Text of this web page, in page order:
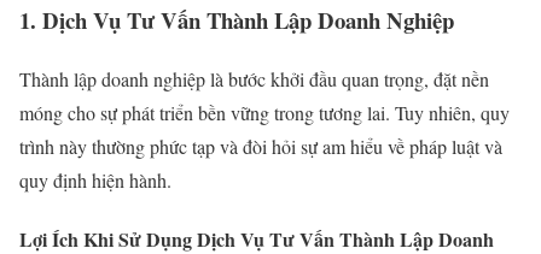
1. Dịch Vụ Tư Vấn Thành Lập Doanh Nghiệp
Thành lập doanh nghiệp là bước khởi đầu quan trọng, đặt nền
móng cho sự phát triển bền vững trong tương lai. Tuy nhiên, quy
trình này thường phức tạp và đòi hỏi sự am hiểu về pháp luật và
quy định hiện hành.
Lợi Ích Khi Sử Dụng Dịch Vụ Tư Vấn Thành Lập Doanh